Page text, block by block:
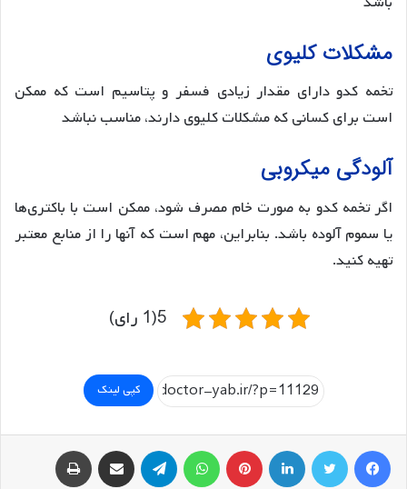
مشکلات کلیوی
تخمه کدو دارای مقدار زیادی فسفر و پتاسیم است که ممکن
است برای کسانی که مشکلات کلیوی دارند، مناسب نباشد​
آلودگی میکروبی
اگر تخمه کدو به صورت خام مصرف شود، ممکن است با باکتری‌ها
یا سموم آلوده باشد. بنابراین، مهم است که آنها را از منابع معتبر
تهیه کنید.
5(1 رای)
کپی لینک
فیسبوک توییتر لینکداین پینتریست تلگرام اشتراک گذاری با ایمیل